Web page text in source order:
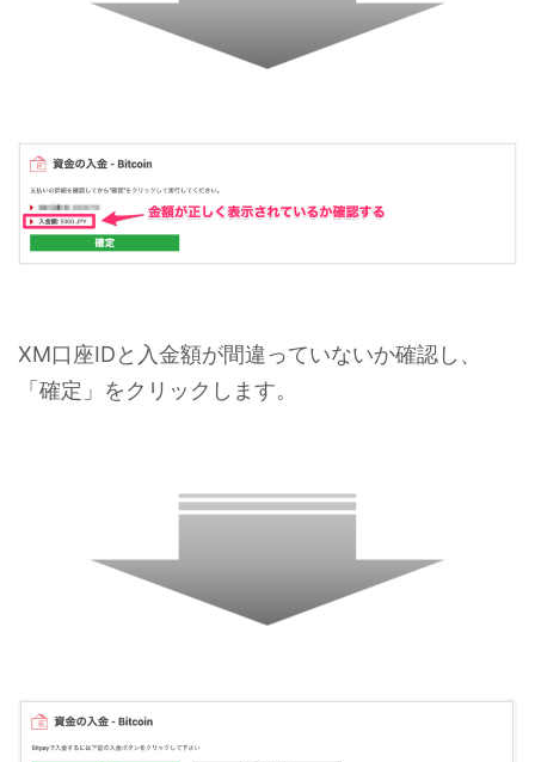
XM口座IDと入金額が間違っていないか確認し、
「確定」をクリックします。